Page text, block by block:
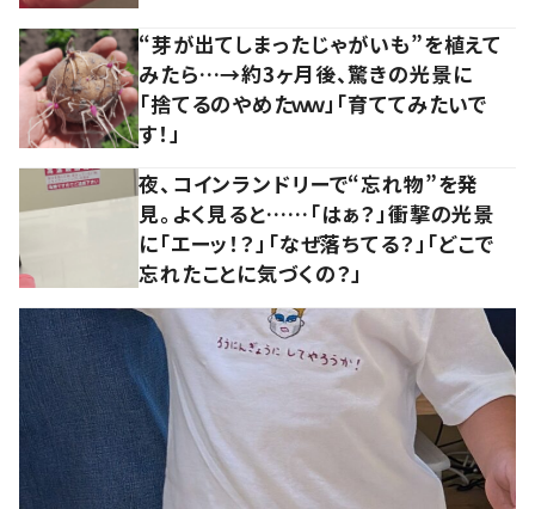
“芽が出てしまったじゃがいも”を植えて
みたら…→約3ヶ月後、驚きの光景に
「捨てるのやめたｗｗ」「育ててみたいで
す！」
夜、コインランドリーで“忘れ物”を発
見。よく見ると……「はぁ？」衝撃の光景
に「エーッ！？」「なぜ落ちてる？」「どこで
忘れたことに気づくの？」